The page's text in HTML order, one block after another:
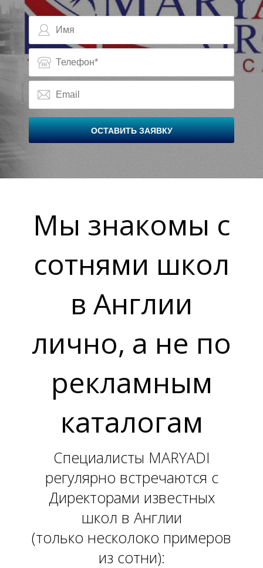
О
О
ОСТАВИТЬ ЗАЯВКУ
Мы знакомы с
сотнями школ
в Англии
лично, а не по
рекламным
каталогам
Специалисты MARYADI
регулярно встречаются c
Директорами известных
школ в Англии
(только несколоко примеров
из сотни):
О
О